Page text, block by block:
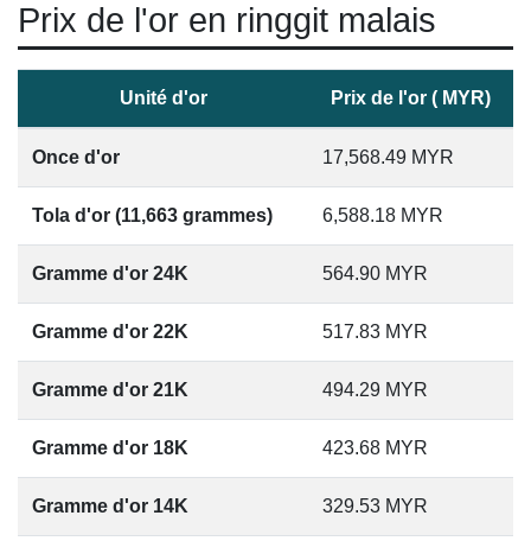
Prix de l'or en ringgit malais
Unité d'or Prix de l'or ( MYR)
Once d'or 17,568.49 MYR
Tola d'or (11,663 grammes) 6,588.18 MYR
Gramme d'or 24K 564.90 MYR
Gramme d'or 22K 517.83 MYR
Gramme d'or 21K 494.29 MYR
Gramme d'or 18K 423.68 MYR
Gramme d'or 14K 329.53 MYR